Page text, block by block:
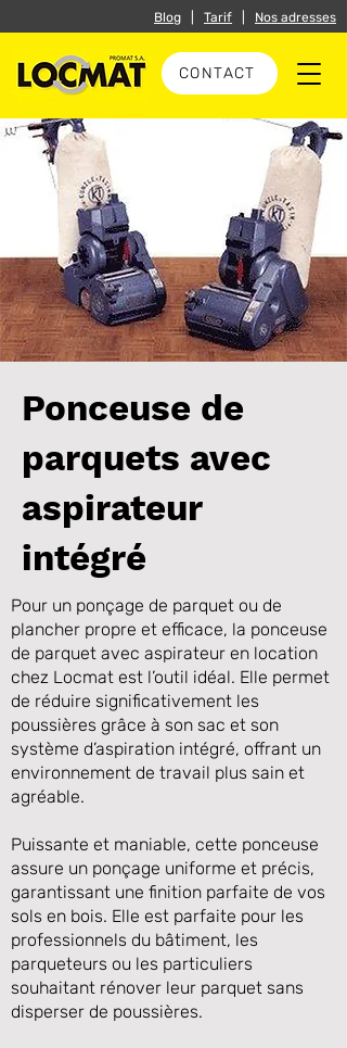
CONTACT
Blog Tarif Nos adresses
Précédente Suivante
Ponceuse de
parquets avec
aspirateur
intégré
Pour un ponçage de parquet ou de
plancher propre et efficace, la ponceuse
de parquet avec aspirateur en location
chez Locmat est l’outil idéal. Elle permet
de réduire significativement les
poussières grâce à son sac et son
système d’aspiration intégré, offrant un
environnement de travail plus sain et
agréable.
Puissante et maniable, cette ponceuse
assure un ponçage uniforme et précis,
garantissant une finition parfaite de vos
sols en bois. Elle est parfaite pour les
professionnels du bâtiment, les
parqueteurs ou les particuliers
souhaitant rénover leur parquet sans
disperser de poussières.